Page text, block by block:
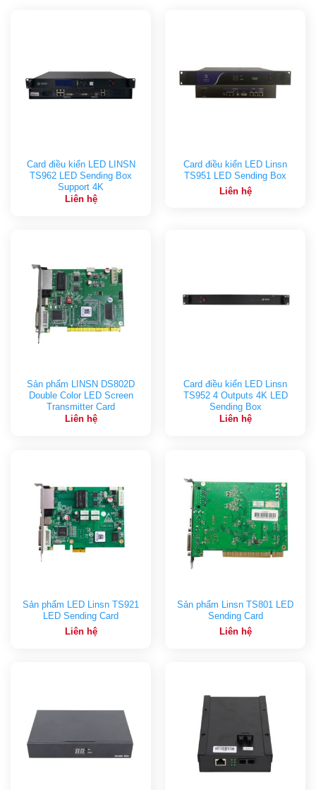
Card điều kiển LED LINSN
TS962 LED Sending Box
Support 4K
Liên hệ
Card điều kiển LED Linsn
TS951 LED Sending Box
Liên hệ
Sản phẩm LINSN DS802D
Double Color LED Screen
Transmitter Card
Liên hệ
Card điều kiển LED Linsn
TS952 4 Outputs 4K LED
Sending Box
Liên hệ
Sản phẩm LED Linsn TS921
LED Sending Card
Liên hệ
Sản phẩm Linsn TS801 LED
Sending Card
Liên hệ